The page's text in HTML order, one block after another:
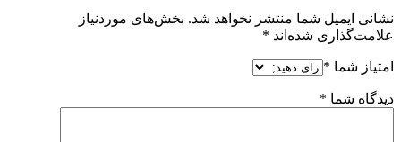
نشانی ایمیل شما منتشر نخواهد شد. بخش‌های موردنیاز
علامت‌گذاری شده‌اند *
امتیاز شما *
دیدگاه شما *